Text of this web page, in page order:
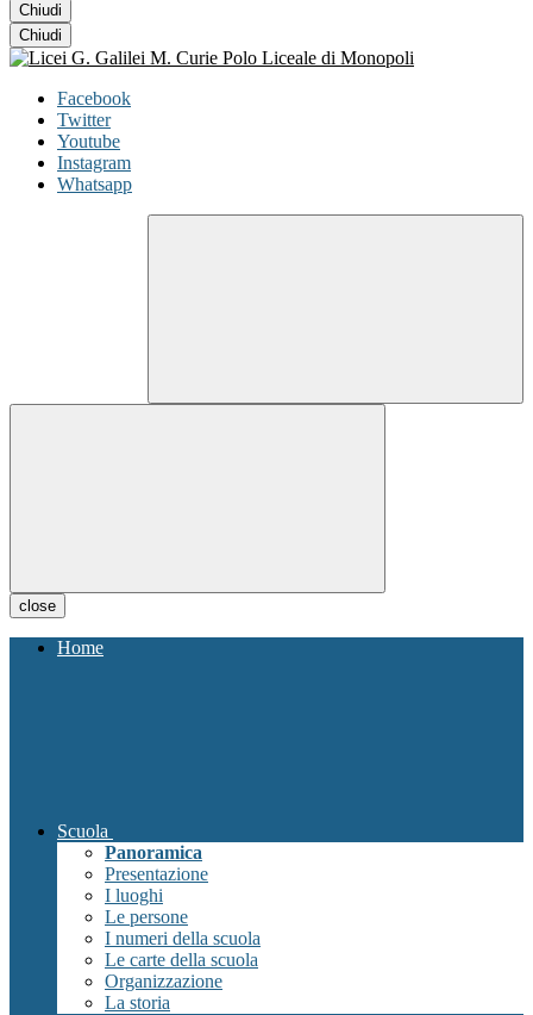
Chiudi
Chiudi
Facebook
Twitter
Youtube
Instagram
Whatsapp
close
Home
Scuola
Panoramica
Presentazione
I luoghi
Le persone
I numeri della scuola
Le carte della scuola
Organizzazione
La storia